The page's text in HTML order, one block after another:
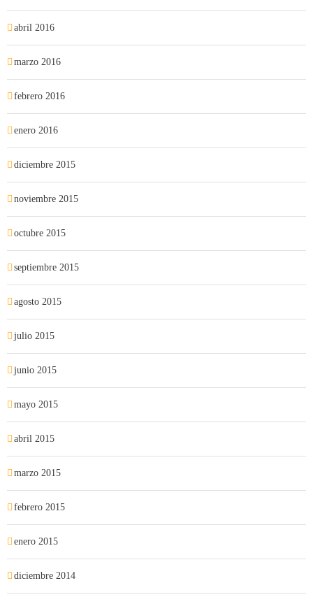
abril 2016
marzo 2016
febrero 2016
enero 2016
diciembre 2015
noviembre 2015
octubre 2015
septiembre 2015
agosto 2015
julio 2015
junio 2015
mayo 2015
abril 2015
marzo 2015
febrero 2015
enero 2015
diciembre 2014